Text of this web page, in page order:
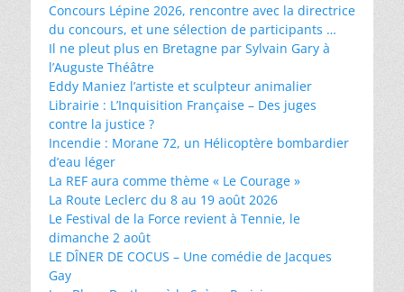
Concours Lépine 2026, rencontre avec la directrice
du concours, et une sélection de participants …
Il ne pleut plus en Bretagne par Sylvain Gary à
l’Auguste Théâtre
Eddy Maniez l’artiste et sculpteur animalier
Librairie : L’Inquisition Française – Des juges
contre la justice ?
Incendie : Morane 72, un Hélicoptère bombardier
d’eau léger
La REF aura comme thème « Le Courage »
La Route Leclerc du 8 au 19 août 2026
Le Festival de la Force revient à Tennie, le
dimanche 2 août
LE DÎNER DE COCUS – Une comédie de Jacques
Gay